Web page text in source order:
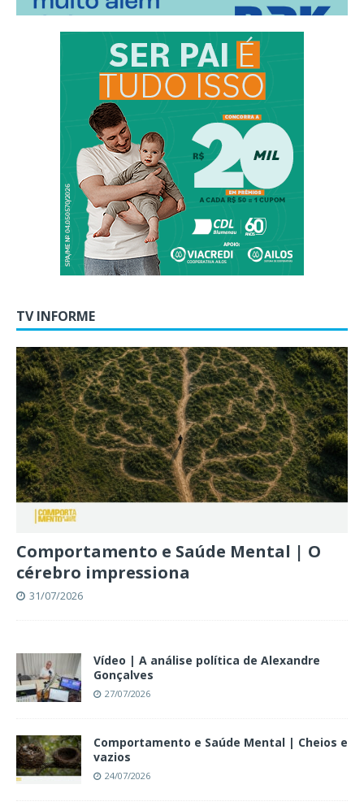
TV INFORME
Comportamento e Saúde Mental | O
cérebro impressiona
31/07/2026
Vídeo | A análise política de Alexandre
Gonçalves
27/07/2026
Comportamento e Saúde Mental | Cheios e
vazios
24/07/2026